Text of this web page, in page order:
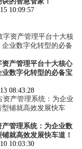
10:09:57
资产管理平台十大核心
业数字化转型的必备宝
08:43:28
产管理系统：为企业数
就高效发展快车道！
10:03:30